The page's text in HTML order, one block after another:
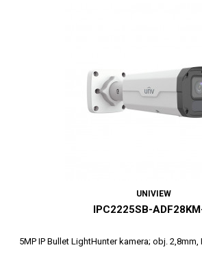
UNIVIEW
IPC2225SB-
5MP IP Bullet LightHunter kamera; obj. 2,8mm,